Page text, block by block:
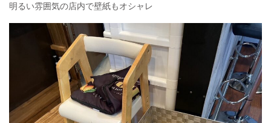
明るい雰囲気の店内で壁紙もオシャレ